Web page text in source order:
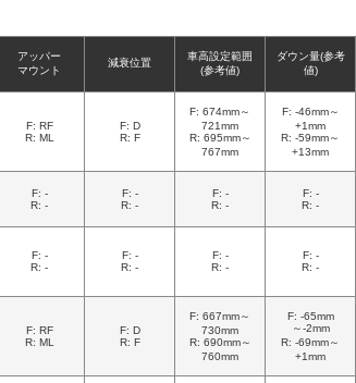
アッパー
マウント
減衰位置
車高設定範囲
(参考値)
ダウン量(参考
値)
F: RF
R: ML
F: D
R: F
F: 674mm～
721mm
R: 695mm～
767mm
F: -46mm～
+1mm
R: -59mm～
+13mm
F: -
R: -
F: -
R: -
F: -
R: -
F: -
R: -
F: -
R: -
F: -
R: -
F: -
R: -
F: -
R: -
F: RF
R: ML
F: D
R: F
F: 667mm～
730mm
R: 690mm～
760mm
F: -65mm
～-2mm
R: -69mm～
+1mm